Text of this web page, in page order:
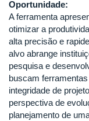
Oportunidade:
A ferramenta
otimizar a
alta precisão e
alvo abrange
pesquisa e
buscam
integridade de
perspectiva de
planejamento de